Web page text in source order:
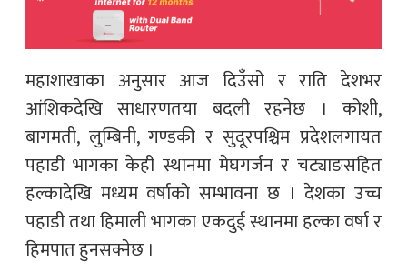
महाशाखाका अनुसार आज दिउँसो र राति देशभर
आंशिकदेखि साधारणतया बदली रहनेछ । कोशी,
बागमती, लुम्बिनी, गण्डकी र सुदूरपश्चिम प्रदेशलगायत
पहाडी भागका केही स्थानमा मेघगर्जन र चट्याङसहित
हल्कादेखि मध्यम वर्षाको सम्भावना छ । देशका उच्च
पहाडी तथा हिमाली भागका एकदुई स्थानमा हल्का वर्षा र
हिमपात हुनसक्नेछ ।